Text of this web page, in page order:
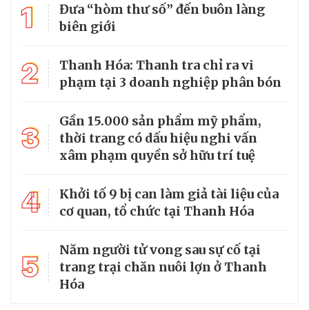
1
Đưa “hòm thư số” đến buôn làng
biên giới
2
Thanh Hóa: Thanh tra chỉ ra vi
phạm tại 3 doanh nghiệp phân bón
3
Gần 15.000 sản phẩm mỹ phẩm,
thời trang có dấu hiệu nghi vấn
xâm phạm quyền sở hữu trí tuệ
4
Khởi tố 9 bị can làm giả tài liệu của
cơ quan, tổ chức tại Thanh Hóa
5
Năm người tử vong sau sự cố tại
trang trại chăn nuôi lợn ở Thanh
Hóa